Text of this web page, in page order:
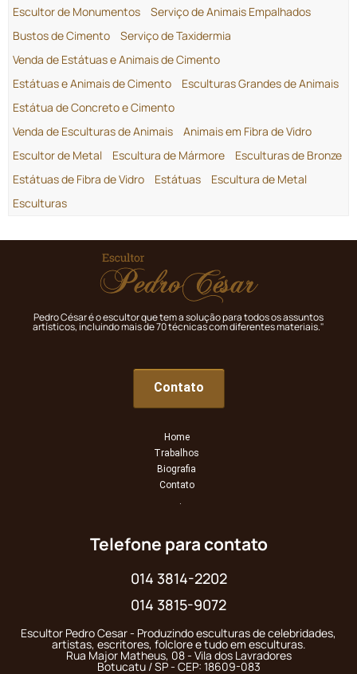
Escultor de Monumentos
Serviço de Animais Empalhados
Bustos de Cimento
Serviço de Taxidermia
Venda de Estátuas e Animais de Cimento
Estátuas e Animais de Cimento
Esculturas Grandes de Animais
Estátua de Concreto e Cimento
Venda de Esculturas de Animais
Animais em Fibra de Vidro
Escultor de Metal
Escultura de Mármore
Esculturas de Bronze
Estátuas de Fibra de Vidro
Estátuas
Escultura de Metal
Esculturas
Pedro César é o escultor que tem a solução para todos os assuntos
artísticos, incluindo mais de 70 técnicas com diferentes materiais."
Contato
Home
Trabalhos
Biografia
Contato
.
Telefone para contato
014 3814-2202
014 3815-9072
Escultor Pedro Cesar - Produzindo esculturas de celebridades,
artistas, escritores, folclore e tudo em esculturas.
Rua Major Matheus, 08 - Vila dos Lavradores
Botucatu / SP - CEP: 18609-083